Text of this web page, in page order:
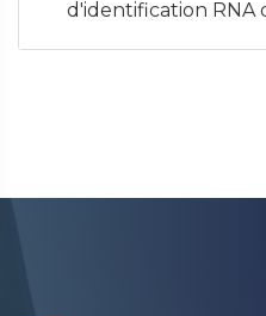
d'identification RNA